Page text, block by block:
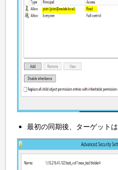
最初の同期後、ターゲットは